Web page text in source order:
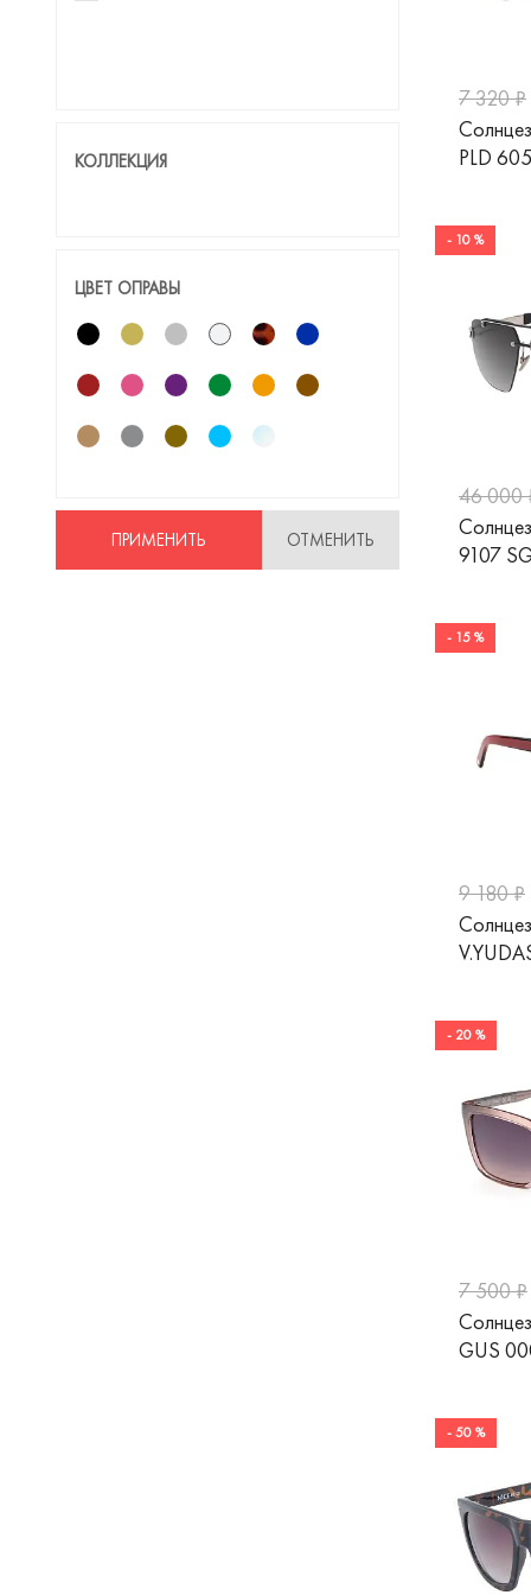
КОЛЛЕКЦИЯ
ЦВЕТ ОПРАВЫ
ПРИМЕНИТЬ ОТМЕНИТЬ
7 320 ₽
PLD
- 10 %
46 000
9107
- 15 %
9 180 ₽
- 20 %
7 500 ₽
GUS
- 50 %